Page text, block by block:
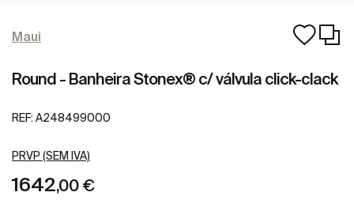
Maui
Round - Banheira Stonex® c/ válvula click-clack
REF: A248499000
PRVP (SEM IVA)
1642,00 €